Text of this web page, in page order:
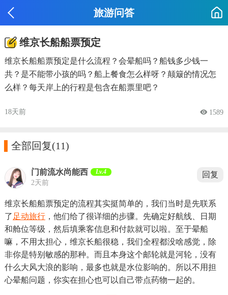
旅游问答
维京长船船票预定
维京长船船票预定是什么流程？会晕船吗？船钱多少钱一
共？是不能带小孩的吗？船上餐食怎么样呀？颠簸的情况怎
么样？每天岸上的行程是包含在船票里吧？
18天前  1589
全部回复(11)
门前流水尚能西 Lv.4
2天前
回复
维京长船船票预定的流程其实挺简单的，我们当时是先联系
了足动旅行，他们给了很详细的步骤。先确定好航线、日期
和舱位等级，然后填乘客信息和付款就可以啦。至于晕船
嘛，不用太担心，维京长船很稳，我们全程都没啥感觉，除
非你是特别敏感的那种。而且本身这个邮轮就是河轮，没有
什么大风大浪的影响，最多也就是水位影响的。所以不用担
心晕船问题，你实在担心也可以自己带点药物一起的。